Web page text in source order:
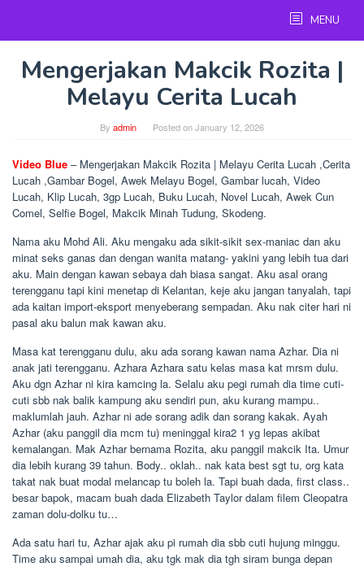
content
MENU
Mengerjakan Makcik Rozita |
Melayu Cerita Lucah
By admin Posted onJanuary 12, 2026
Video Blue – Mengerjakan Makcik Rozita | Melayu Cerita Lucah ,Cerita
Lucah ,Gambar Bogel, Awek Melayu Bogel, Gambar lucah, Video
Lucah, Klip Lucah, 3gp Lucah, Buku Lucah, Novel Lucah, Awek Cun
Comel, Selfie Bogel, Makcik Minah Tudung, Skodeng.
Nama aku Mohd Ali. Aku mengaku ada sikit-sikit sex-maniac dan aku
minat seks ganas dan dengan wanita matang- yakini yang lebih tua dari
aku. Main dengan kawan sebaya dah biasa sangat. Aku asal orang
terengganu tapi kini menetap di Kelantan, keje aku jangan tanyalah, tapi
ada kaitan import-eksport menyeberang sempadan. Aku nak citer hari ni
pasal aku balun mak kawan aku.
Masa kat terengganu dulu, aku ada sorang kawan nama Azhar. Dia ni
anak jati terengganu. Azhara Azhara satu kelas masa kat mrsm dulu.
Aku dgn Azhar ni kira kamcing la. Selalu aku pegi rumah dia time cuti-
cuti sbb nak balik kampung aku sendiri pun, aku kurang mampu..
maklumlah jauh. Azhar ni ade sorang adik dan sorang kakak. Ayah
Azhar (aku panggil dia mcm tu) meninggal kira2 1 yg lepas akibat
kemalangan. Mak Azhar bernama Rozita, aku panggil makcik Ita. Umur
dia lebih kurang 39 tahun. Body.. oklah.. nak kata best sgt tu, org kata
takat nak buat modal melancap tu boleh la. Tapi buah dada, first class..
besar bapok, macam buah dada Elizabeth Taylor dalam filem Cleopatra
zaman dolu-dolku tu…
Ada satu hari tu, Azhar ajak aku pi rumah dia sbb cuti hujung minggu.
Time aku sampai umah dia, aku tgk mak dia tgh siram bunga depan